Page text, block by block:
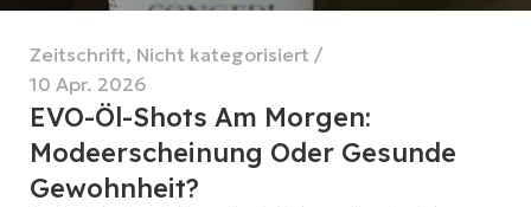
Zeitschrift, Nicht kategorisiert
10 Apr. 2026
EVO-Öl-Shots Am Morgen:
Modeerscheinung Oder Gesunde
Gewohnheit?